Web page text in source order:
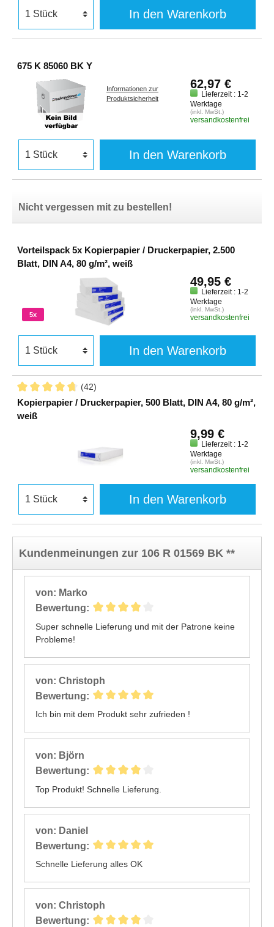
In den Warenkorb
675 K 85060 BK Y
Informationen zur
Produktsicherheit
62,97 €
Lieferzeit : 1-2
Werktage
(inkl. MwSt.)
versandkostenfrei
In den Warenkorb
Nicht vergessen mit zu bestellen!
Vorteilspack 5x Kopierpapier / Druckerpapier, 2.500
Blatt, DIN A4, 80 g/m², weiß
5x
49,95 €
Lieferzeit : 1-2
Werktage
(inkl. MwSt.)
versandkostenfrei
In den Warenkorb
(42)
Kopierpapier / Druckerpapier, 500 Blatt, DIN A4, 80 g/m²,
weiß
9,99 €
Lieferzeit : 1-2
Werktage
(inkl. MwSt.)
versandkostenfrei
In den Warenkorb
Kundenmeinungen zur 106 R 01569 BK **
von: Marko
Bewertung:
Super schnelle Lieferung und mit der Patrone keine
Probleme!
von: Christoph
Bewertung:
Ich bin mit dem Produkt sehr zufrieden !
von: Björn
Bewertung:
Top Produkt! Schnelle Lieferung.
von: Daniel
Bewertung:
Schnelle Lieferung alles OK
von: Christoph
Bewertung: